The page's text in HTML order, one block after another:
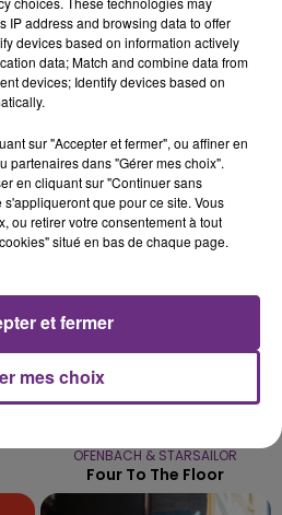
DE REIMS FERME
du centre-ville
3h19
3h19
OFENBACH & STARSAILOR
Four To The Floor
IP address and browsing data to offer
devices based on information actively
data; Match and combine data from
devices; Identify devices based on
sur "Accepter et fermer", ou affiner en
partenaires dans "Gérer mes choix".
en cliquant sur "Continuer sans
que pour ce site. Vous
ou retirer votre consentement à tout
situé en bas de chaque page.
mes choix
et fermer